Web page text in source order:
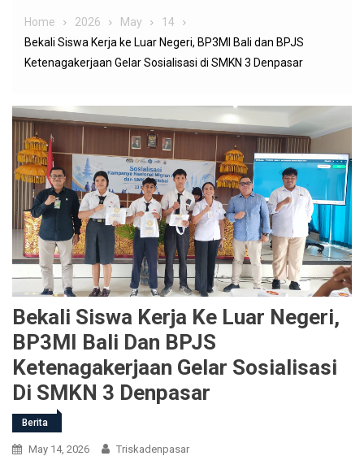
Home 2026 May
14
Bekali Siswa Kerja ke Luar Negeri, BP3MI Bali dan BPJS
Ketenagakerjaan Gelar Sosialisasi di SMKN 3 Denpasar
Bekali Siswa Kerja Ke Luar Negeri,
BP3MI Bali Dan BPJS
Ketenagakerjaan Gelar Sosialisasi
Di SMKN 3 Denpasar
Berita
May 14, 2026 Triskadenpasar